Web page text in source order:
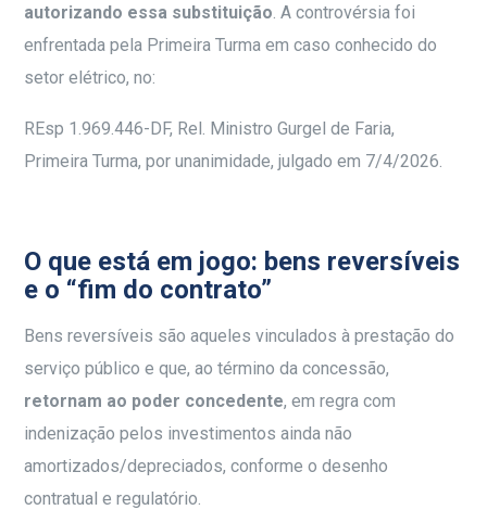
autorizando essa substituição . A controvérsia foi
enfrentada pela Primeira Turma em caso conhecido do
setor elétrico, no:
REsp 1.969.446-DF, Rel. Ministro Gurgel de Faria,
Primeira Turma, por unanimidade, julgado em 7/4/2026.
O que está em jogo: bens reversíveis
e o “fim do contrato”
Bens reversíveis são aqueles vinculados à prestação do
serviço público e que, ao término da concessão,
retornam ao poder concedente, em regra com
indenização pelos investimentos ainda não
amortizados/depreciados, conforme o desenho
contratual e regulatório.